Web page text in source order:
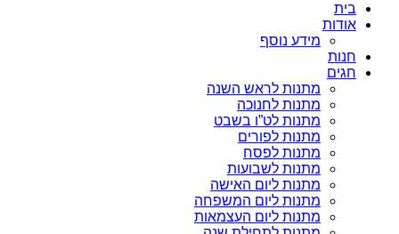
בית
אודות
מידע נוסף
חנות
חגים
מתנות לראש השנה
מתנות לחנוכה
מתנות לט”ו בשבט
מתנות לפורים
מתנות לפסח
מתנות לשבועות
מתנות ליום האישה
מתנות ליום המשפחה
מתנות ליום העצמאות